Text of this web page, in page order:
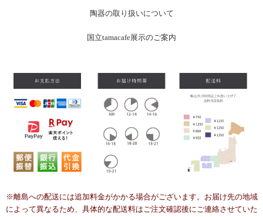
陶器の取り扱いについて
国立tamacafe展示のご案内
※離島への配送には追加料金がかかる場合がございます。お届け先の地域
によって異なるため、具体的な配送料はご注文確認後にご連絡させていた